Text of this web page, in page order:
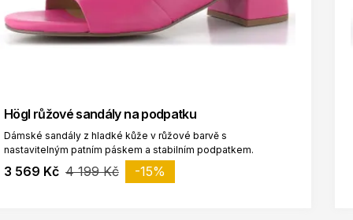
Högl růžové sandály na podpatku
Dámské sandály z hladké kůže v růžové barvě s
nastavitelným patním páskem a stabilním podpatkem.
3 569 Kč 4 199 Kč -15%